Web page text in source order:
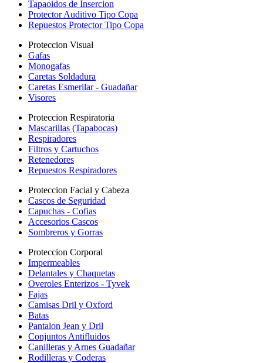
Tapaoidos de Insercion
Protector Auditivo Tipo Copa
Repuestos Protector Tipo Copa
Proteccion Visual
Gafas
Monogafas
Caretas Soldadura
Caretas Esmerilar - Guadañar
Visores
Proteccion Respiratoria
Mascarillas (Tapabocas)
Respiradores
Filtros y Cartuchos
Retenedores
Repuestos Respiradores
Proteccion Facial y Cabeza
Cascos de Seguridad
Capuchas - Cofias
Accesorios Cascos
Sombreros y Gorras
Proteccion Corporal
Impermeables
Delantales y Chaquetas
Overoles Enterizos - Tyvek
Fajas
Camisas Dril y Oxford
Batas
Pantalon Jean y Dril
Conjuntos Antifluidos
Canilleras y Arnes Guadañar
Rodilleras y Coderas